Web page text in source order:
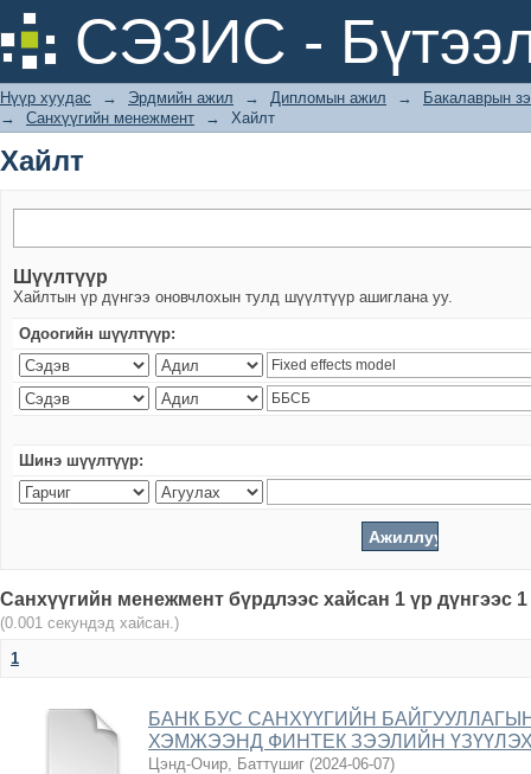
СЭЗИС -
Хайлт
Нүүр хуудас → Эрдмийн ажил → Дипломын ажил →
Бакалаврын
→
Санхүүгийн менежмент → Хайлт
Хайлт
Шүүлтүүр
Хайлтын үр дүнгээ оновчлохын тулд шүүлтүүр ашиглана уу.
Одоогийн шүүлтүүр:
Шинэ шүүлтүүр:
Санхүүгийн менежмент бүрдлээс хайсан 1 үр дүнгээс
(0.001 секундэд хайсан.)
1
БАНК БУС САНХҮҮГИЙН
ХЭМЖЭЭНД ФИНТЕК ЗЭЭЛИЙН
Цэнд-Очир, Баттүшиг (2024-06-07)